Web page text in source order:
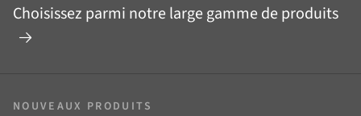
Choisissez parmi notre large gamme de produits
NOUVEAUX PRODUITS